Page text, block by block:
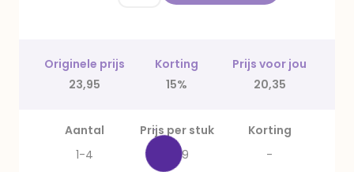
Originele prijs Korting
Prijs voor jou
23,95
15% 20,35
Aantal Prijs per stuk
Korting
1-4
4,79
-